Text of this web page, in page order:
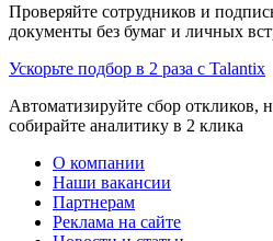
Проверяйте сотрудников и
документы без бумаг и личных
Ускорьте подбор в 2 раза с Talantix
Автоматизируйте сбор откликов,
собирайте аналитику в 2 клика
О компании
Наши вакансии
Партнерам
Реклама на сайте